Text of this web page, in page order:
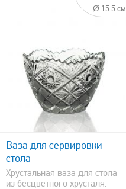
Ø 15.5 см
Ваза для сервировки
стола
Хрустальная ваза для стола
из бесцветного хрусталя.
быстрый просмотр